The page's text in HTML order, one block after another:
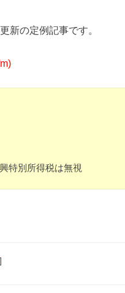
新の定例記事です。
特別所得税は無視
]